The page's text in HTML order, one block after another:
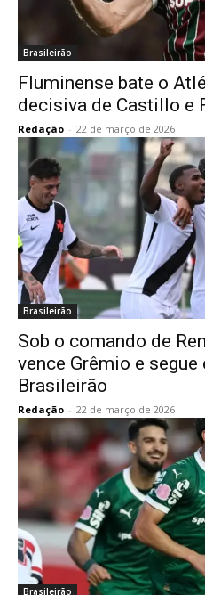
Brasileirão
Fluminense bate o
decisiva de Castillo e
Redação - 22 de março de 2026
Brasileirão
Sob o comando de
vence Grêmio e segue
Brasileirão
Redação - 22 de março de 2026
Brasileirão